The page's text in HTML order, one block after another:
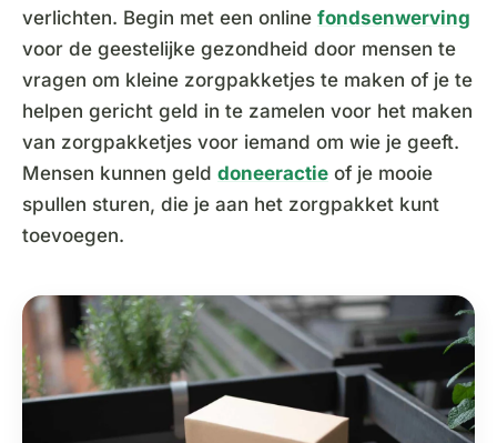
verlichten. Begin met een online fondsenwerving
voor de geestelijke gezondheid door mensen te
vragen om kleine zorgpakketjes te maken of je te
helpen gericht geld in te zamelen voor het maken
van zorgpakketjes voor iemand om wie je geeft.
Mensen kunnen geld doneeractie of je mooie
spullen sturen, die je aan het zorgpakket kunt
toevoegen.